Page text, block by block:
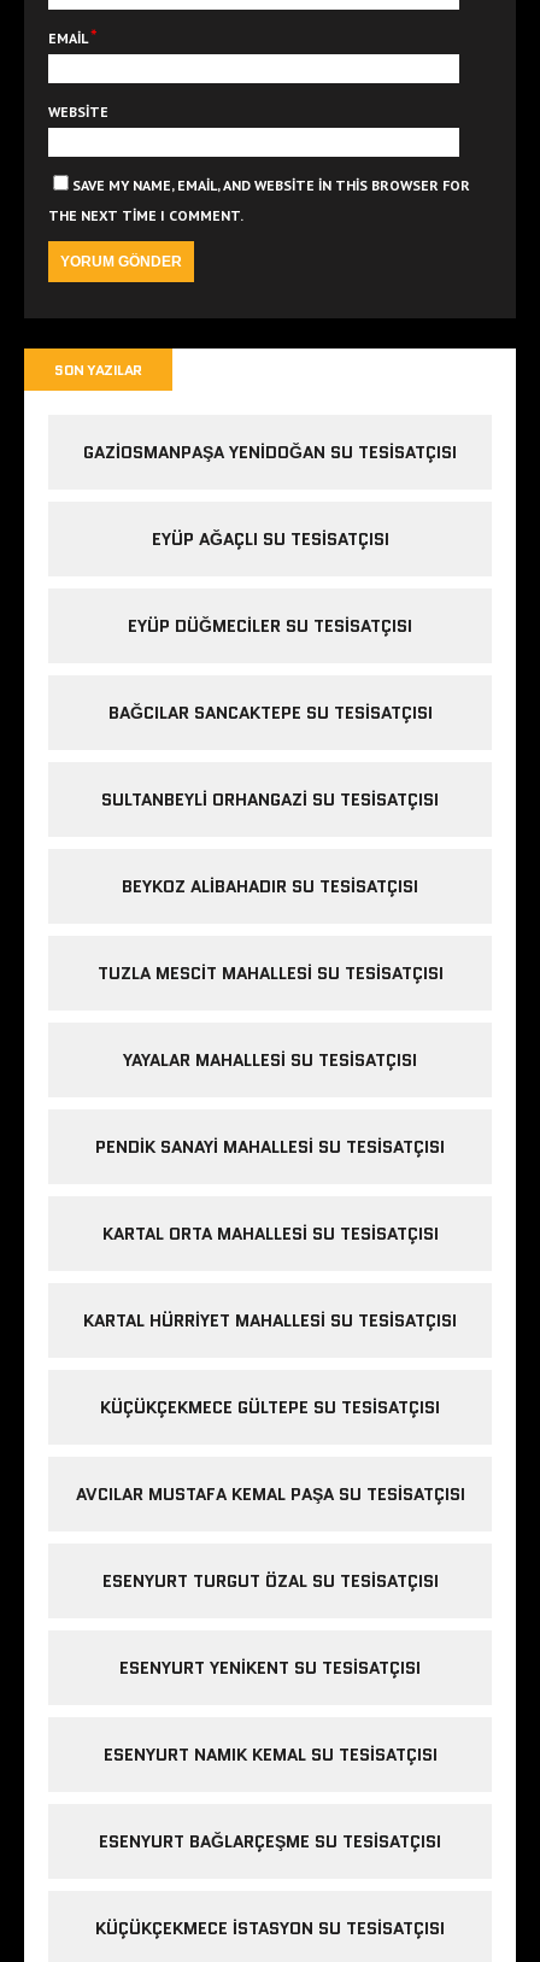
EMAIL*
WEBSITE
SAVE MY NAME, EMAIL, AND WEBSITE IN THIS BROWSER FOR
THE NEXT TIME I COMMENT.
SON YAZILAR
GAZIOSMANPAŞA YENIDOĞAN SU TESISATÇISI
EYÜP AĞAÇLI SU TESISATÇISI
EYÜP DÜĞMECILER SU TESISATÇISI
BAĞCILAR SANCAKTEPE SU TESISATÇISI
SULTANBEYLI ORHANGAZI SU TESISATÇISI
BEYKOZ ALIBAHADIR SU TESISATÇISI
TUZLA MESCIT MAHALLESI SU TESISATÇISI
YAYALAR MAHALLESI SU TESISATÇISI
PENDIK SANAYI MAHALLESI SU TESISATÇISI
KARTAL ORTA MAHALLESI SU TESISATÇISI
KARTAL HÜRRIYET MAHALLESI SU TESISATÇISI
KÜÇÜKÇEKMECE GÜLTEPE SU TESISATÇISI
AVCILAR MUSTAFA KEMAL PAŞA SU TESISATÇISI
ESENYURT TURGUT ÖZAL SU TESISATÇISI
ESENYURT YENIKENT SU TESISATÇISI
ESENYURT NAMIK KEMAL SU TESISATÇISI
ESENYURT BAĞLARÇEŞME SU TESISATÇISI
KÜÇÜKÇEKMECE ISTASYON SU TESISATÇISI